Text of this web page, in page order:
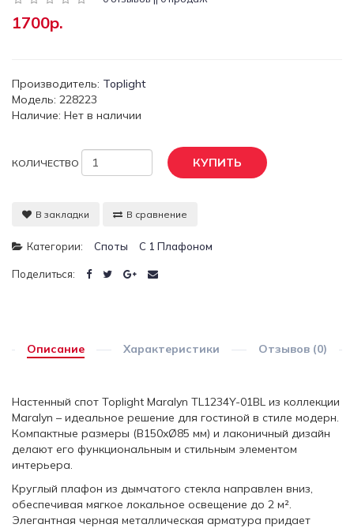
1700р.
Производитель: Toplight
Модель: 228223
Наличие: Нет в наличии
КОЛИЧЕСТВО КУПИТЬ
В закладки В сравнение
Категории: Споты С 1 Плафоном
Поделиться:
Описание Характеристики Отзывов (0)
Настенный спот Toplight Maralyn TL1234Y-01BL из коллекции
Maralyn – идеальное решение для гостиной в стиле модерн.
Компактные размеры (В150xØ85 мм) и лаконичный дизайн
делают его функциональным и стильным элементом
интерьера.
Круглый плафон из дымчатого стекла направлен вниз,
обеспечивая мягкое локальное освещение до 2 м².
Элегантная черная металлическая арматура придает